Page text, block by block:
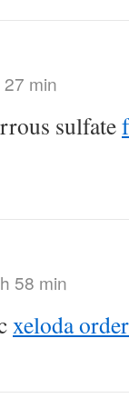
min
sulfate
58 min
xeloda